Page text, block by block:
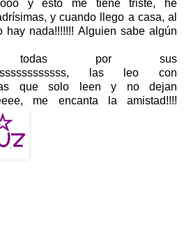
y esto me tiene triste, he
y cuando llego a casa, al
hay nada!!!!!!! Alguien sabe algún
todas por sus
las leo con
que solo leen y no dejan
me encanta la amistad!!!!